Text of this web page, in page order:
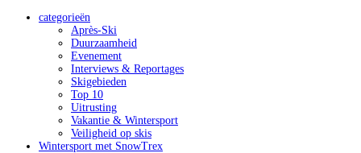
categorieën
Après-Ski
Duurzaamheid
Evenement
Interviews & Reportages
Skigebieden
Top 10
Uitrusting
Vakantie & Wintersport
Veiligheid op skis
Wintersport met SnowTrex